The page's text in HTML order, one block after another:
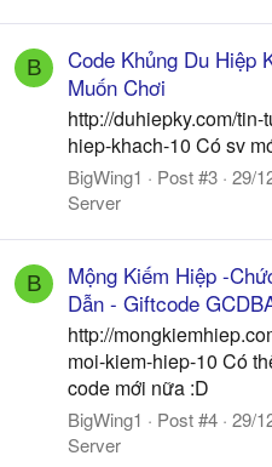
B
Code Khủng Du Hiệp
Muốn Chơi
http://duhiepky.com/
hiep-khach-10 Có sv
BigWing1 Post #3 29/
Server
B
Mộng Kiếm Hiệp -
Dẫn - Giftcode
http://
moi-kiem-hiep-10 Có
code mới nữa :D
BigWing1 Post #4 29/
Server